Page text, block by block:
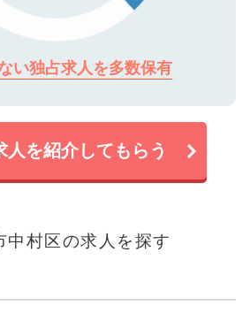
い独占求人を多数保有
人を紹介してもらう
中村区の求人を探す